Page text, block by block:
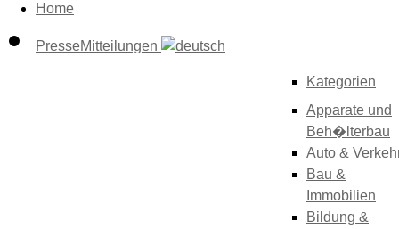
Home
PresseMitteilungen
Kategorien
Apparate und
Beh�lterbau
Auto &
Bau &
Immobilien
Bildung &